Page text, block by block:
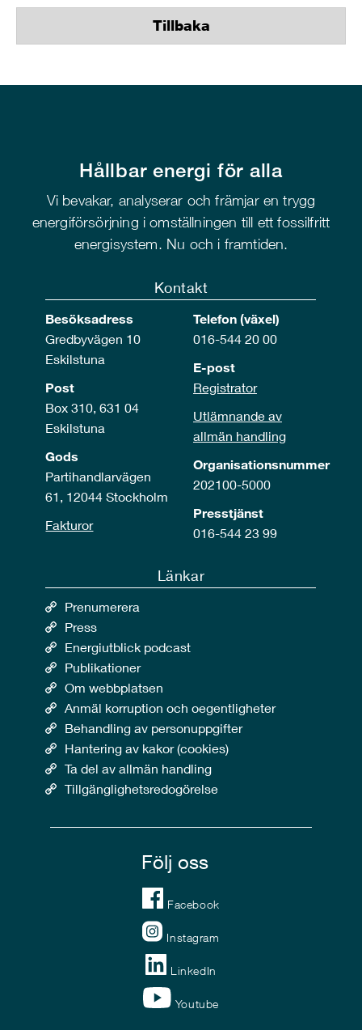
Tillbaka
Hållbar energi för alla
Vi bevakar, analyserar och främjar en trygg
energiförsörjning i omställningen till ett fossilfritt
energisystem. Nu och i framtiden.
Kontakt
Besöksadress
Gredbyvägen 10
Eskilstuna
Post
Box 310, 631 04
Eskilstuna
Gods
Partihandlarvägen
61, 12044 Stockholm
Fakturor
Telefon (växel)
016-544 20 00
E-post
Registrator
Utlämnande av
allmän handling
Organisationsnummer
202100-5000
Presstjänst
016-544 23 99
Länkar
Prenumerera
Press
Energiutblick podcast
Publikationer
Om webbplatsen
Anmäl korruption och oegentligheter
Behandling av personuppgifter
Hantering av kakor (cookies)
Ta del av allmän handling
Tillgänglighetsredogörelse
Följ oss
Facebook
Instagram
LinkedIn
Youtube